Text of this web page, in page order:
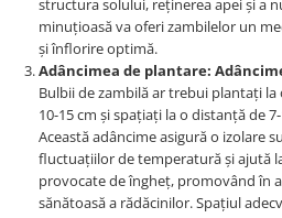
structura solului, reținerea apei și a
minuțioasă va oferi zambilelor un
și înflorire optimă.
Adâncimea de plantare:
Bulbii de zambilă ar trebui plantați
10-15 cm și spațiați la o distanță de
Această adâncime asigură o izolare
fluctuațiilor de temperatură și ajută
provocate de îngheț, promovând în
sănătoasă a rădăcinilor. Spațiul